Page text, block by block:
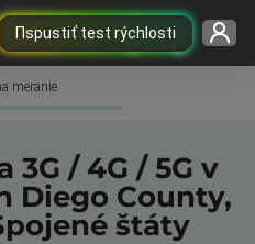
Пspustiť test rýchlosti
meranie
3G / 4G / 5G v
Diego County,
štáty